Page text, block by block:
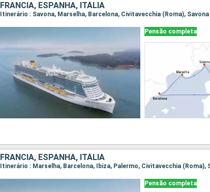
FRANCIA, ESPANHA, ITÁLIA
Itinerário : Savona, Marselha, Barcelona, Civitavecchia (Roma), Savona
Pensão completa
FRANCIA, ESPANHA, ITÁLIA
Itinerário : Marselha, Barcelona, Ibiza, Palermo, Civitavecchia (Roma),
Pensão completa